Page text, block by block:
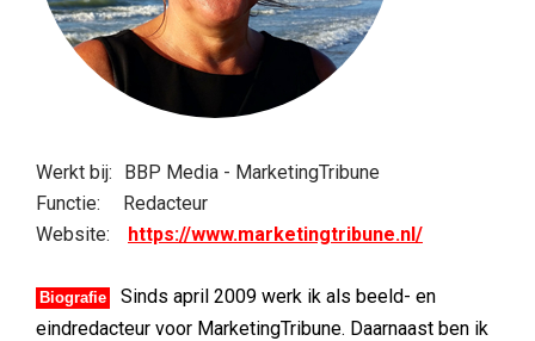
Werkt bij:
BBP Media - MarketingTribune
Functie:
Redacteur
Website:
https://www.marketingtribune.nl/
Biografie
Sinds april 2009 werk ik als beeld- en
eindredacteur voor MarketingTribune. Daarnaast ben ik